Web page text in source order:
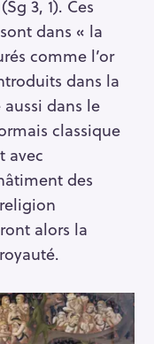
3, 1). Ces
dans « la
comme l’or
dans la
dans le
classique
avec
des
alors la